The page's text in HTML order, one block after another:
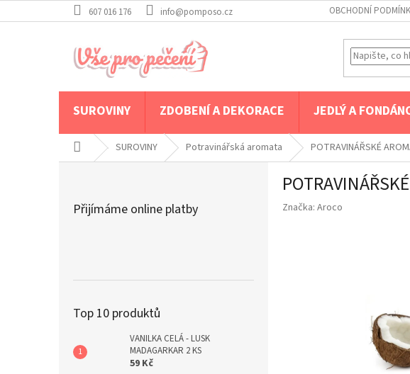
na
607 016 176 info@pomposo.cz OBCHODNÍ
SUROVINY ZDOBENÍ A DEKORACE JEDLÝ A
Domů SUROVINY Potravinářská aromata POTRAVINÁŘSKÉ
Přijímáme online platby
Top 10 produktů
VANILKA CELÁ - LUSK
MADAGARKAR 2 KS
59 Kč
Značka: Aroco